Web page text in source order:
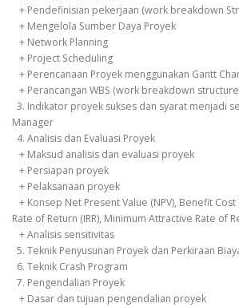
+ Pendefinisian pekerjaan (work breakdown
+ Mengelola Sumber Daya Proyek
+ Network Planning
+ Project Scheduling
+ Perencanaan Proyek menggunakan Gantt
+ Perancangan WBS (work breakdown
3. Indikator proyek sukses dan syarat menjadi
Manager
4. Analisis dan Evaluasi Proyek
+ Maksud analisis dan evaluasi proyek
+ Persiapan proyek
+ Pelaksanaan proyek
+ Konsep Net Present Value (NPV), Benefit Cost
Rate of Return (IRR), Minimum Attractive Rate of
+ Analisis sensitivitas
5. Teknik Penyusunan Proyek dan Perkiraan
6. Teknik Crash Program
7. Pengendalian Proyek
+ Dasar dan tujuan pengendalian proyek